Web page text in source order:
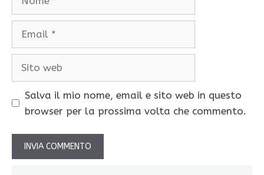
Salva il mio nome, email e sito web in questo
browser per la prossima volta che commento.